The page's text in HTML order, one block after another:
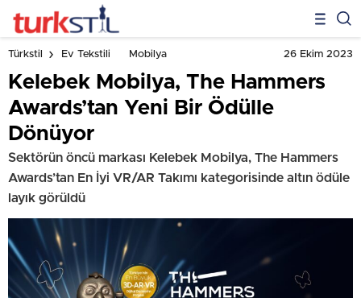
Türkstil Ev Tekstili Mobilya 26 Ekim 2023
Kelebek Mobilya, The Hammers
Awards’tan Yeni Bir Ödülle
Dönüyor
Sektörün öncü markası Kelebek Mobilya, The Hammers
Awards’tan En İyi VR/AR Takımı kategorisinde altın ödüle
layık görüldü